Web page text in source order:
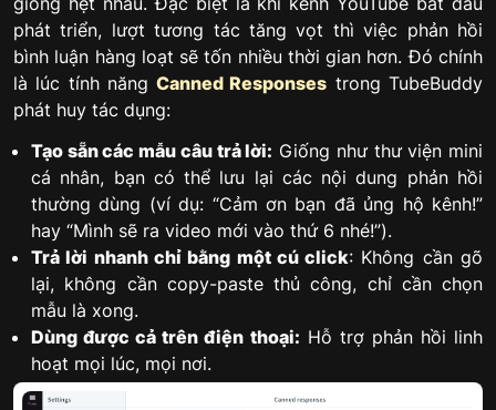
phát triển, lượt tương tác tăng vọt thì việc phản hồi
bình luận hàng loạt sẽ tốn nhiều thời gian hơn. Đó chính
là lúc tính năngCanned Responses trong TubeBuddy
phát huy tác dụng:
Tạo sẵn các mẫu câu trả lời: Giống như thư viện mini
cá nhân, bạn có thể lưu lại các nội dung phản hồi
thường dùng (ví dụ: “Cảm ơn bạn đã ủng hộ kênh!”
hay “Mình sẽ ra video mới vào thứ 6 nhé!”).
Trả lời nhanh chỉ bằng một cú click: Không cần gõ
lại, không cần copy-paste thủ công, chỉ cần chọn
mẫu là xong.
Dùng được cả trên điện thoại: Hỗ trợ phản hồi linh
hoạt mọi lúc, mọi nơi.